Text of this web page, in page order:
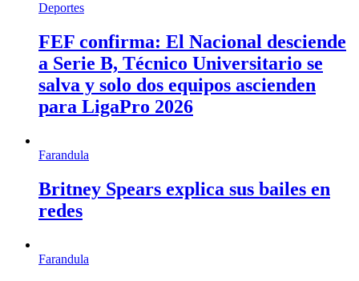
Deportes
FEF confirma: El Nacional desciende
a Serie B, Técnico Universitario se
salva y solo dos equipos ascienden
para LigaPro 2026
Farandula
Britney Spears explica sus bailes en
redes
Farandula